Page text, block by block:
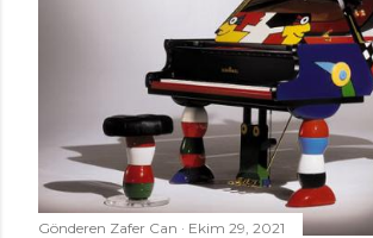
Gönderen Zafer Can Ekim 29, 2021